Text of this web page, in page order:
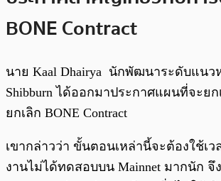
BONE Contract
นาย Kaal Dhairya นักพัฒนาระดับแนว
Shibburn ได้ออกมาประกาศแผนที่จะยก
ยกเลิก BONE Contract
เขากล่าวว่า ขั้นตอนเหล่านี้จะต้องใช้เว
งานไม่ได้ทดสอบบน Mainnet มากนัก จึ